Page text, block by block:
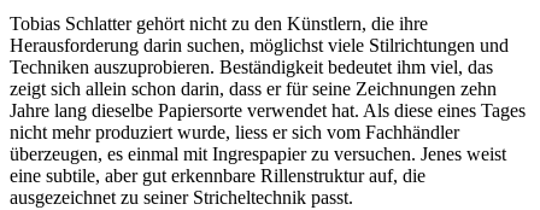
Tobias Schlatter gehört nicht zu den Künstlern, die ihre
Herausforderung darin suchen, möglichst viele Stilrichtungen und
Techniken auszuprobieren. Beständigkeit bedeutet ihm viel, das
zeigt sich allein schon darin, dass er für seine Zeichnungen zehn
Jahre lang dieselbe Papiersorte verwendet hat. Als diese eines Tages
nicht mehr produziert wurde, liess er sich vom Fachhändler
überzeugen, es einmal mit Ingrespapier zu versuchen. Jenes weist
eine subtile, aber gut erkennbare Rillenstruktur auf, die
ausgezeichnet zu seiner Stricheltechnik passt.